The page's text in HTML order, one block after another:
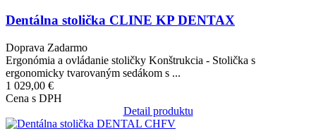
Dentálna stolička CLINE KP DENTAX
Doprava Zadarmo
Ergonómia a ovládanie stoličky Konštrukcia - Stolička s
ergonomicky tvarovaným sedákom s ...
1 029,00 €
Cena s DPH
Detail produktu
Obrázok